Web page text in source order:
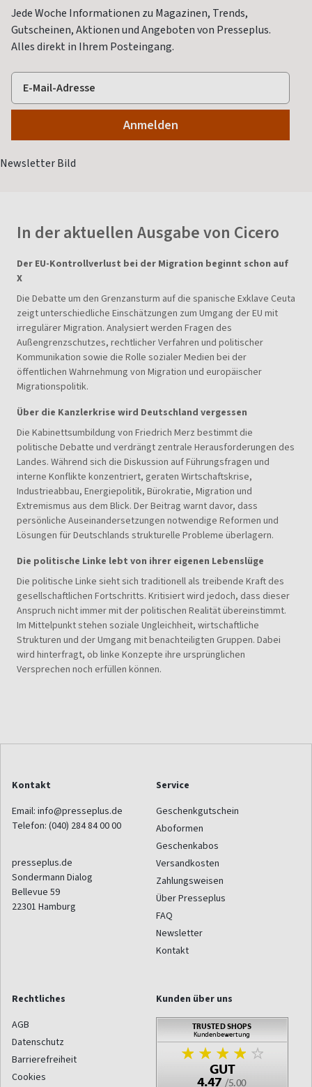
Jede Woche Informationen zu Magazinen, Trends,
Gutscheinen, Aktionen und Angeboten von Presseplus.
Alles direkt in Ihrem Posteingang.
In der aktuellen Ausgabe von Cicero
Der EU-Kontrollverlust bei der Migration beginnt schon auf
X
Die Debatte um den Grenzansturm auf die spanische Exklave Ceuta
zeigt unterschiedliche Einschätzungen zum Umgang der EU mit
irregulärer Migration. Analysiert werden Fragen des
Außengrenzschutzes, rechtlicher Verfahren und politischer
Kommunikation sowie die Rolle sozialer Medien bei der
öffentlichen Wahrnehmung von Migration und europäischer
Migrationspolitik.
Über die Kanzlerkrise wird Deutschland vergessen
Die Kabinettsumbildung von Friedrich Merz bestimmt die
politische Debatte und verdrängt zentrale Herausforderungen des
Landes. Während sich die Diskussion auf Führungsfragen und
interne Konflikte konzentriert, geraten Wirtschaftskrise,
Industrieabbau, Energiepolitik, Bürokratie, Migration und
Extremismus aus dem Blick. Der Beitrag warnt davor, dass
persönliche Auseinandersetzungen notwendige Reformen und
Lösungen für Deutschlands strukturelle Probleme überlagern.
Die politische Linke lebt von ihrer eigenen Lebenslüge
Die politische Linke sieht sich traditionell als treibende Kraft des
gesellschaftlichen Fortschritts. Kritisiert wird jedoch, dass dieser
Anspruch nicht immer mit der politischen Realität übereinstimmt.
Im Mittelpunkt stehen soziale Ungleichheit, wirtschaftliche
Strukturen und der Umgang mit benachteiligten Gruppen. Dabei
wird hinterfragt, ob linke Konzepte ihre ursprünglichen
Versprechen noch erfüllen können.
Kontakt
Email: info@presseplus.de
Telefon: (040) 284 84 00 00
presseplus.de
Sondermann Dialog
Bellevue 59
22301 Hamburg
Service
Geschenkgutschein
Aboformen
Geschenkabos
Versandkosten
Zahlungsweisen
Über Presseplus
FAQ
Newsletter
Kontakt
Rechtliches
AGB
Datenschutz
Barrierefreiheit
Cookies
Kunden über uns